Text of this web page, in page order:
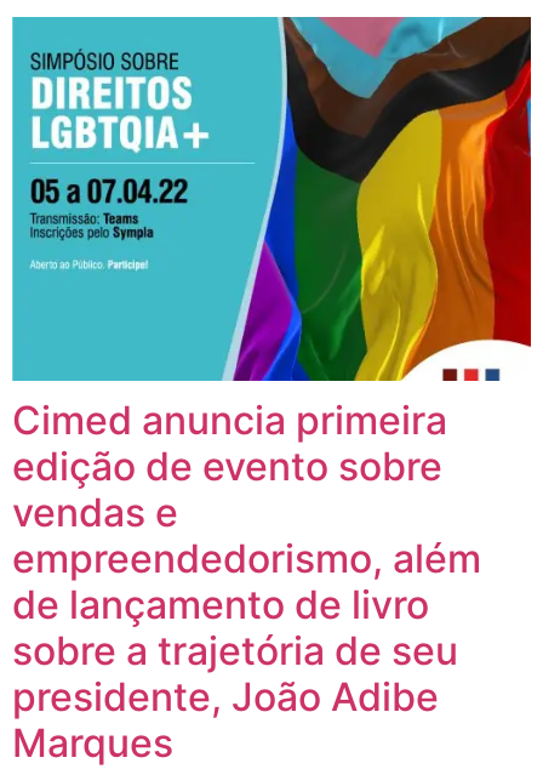
Cimed anuncia primeira
edição de evento sobre
vendas e
empreendedorismo, além
de lançamento de livro
sobre a trajetória de seu
presidente, João Adibe
Marques